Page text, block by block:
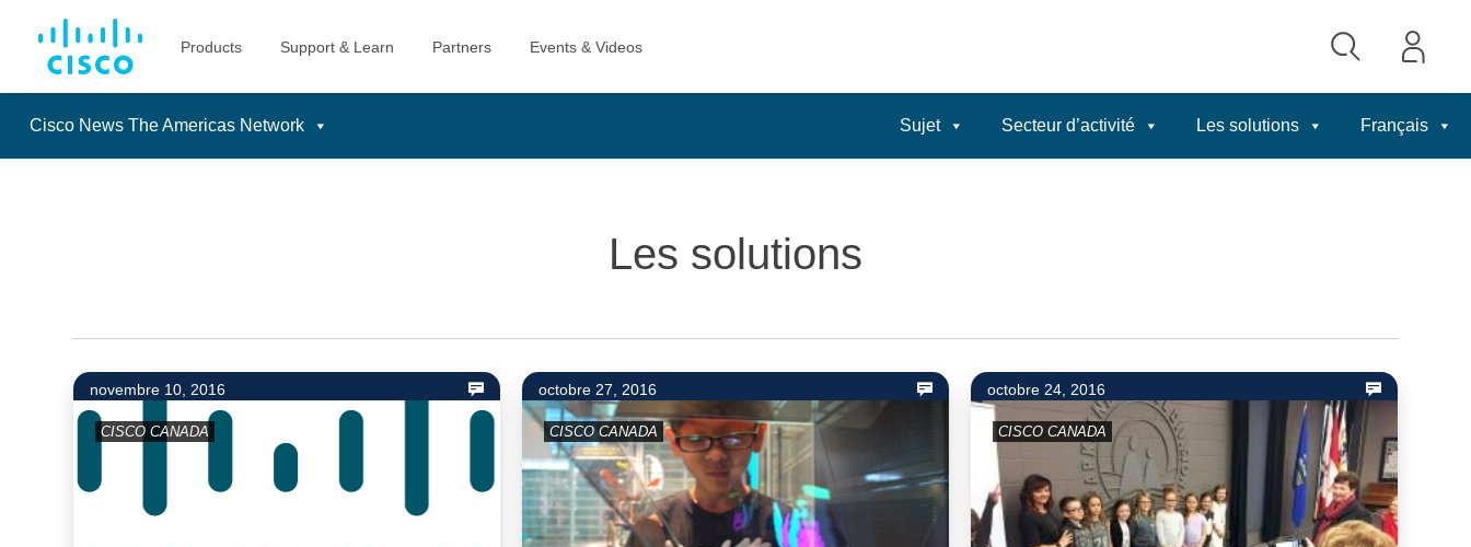
Cisco News The Americas Network Sujet Secteur d’activité Les solutions Français
Les solutions
novembre 10, 2016
CISCO CANADA
octobre 27, 2016
CISCO CANADA
octobre 24, 2016
CISCO CANADA